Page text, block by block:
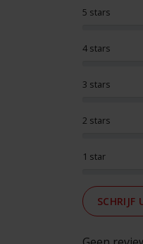
1 star
2 stars
3 stars
4 stars
5 stars
SCHRIJF